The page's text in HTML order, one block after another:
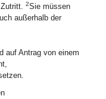
2Sie müssen
außerhalb der
auf Antrag von einem